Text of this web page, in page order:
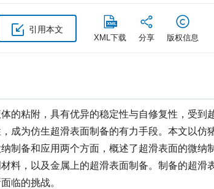
引用本文
XML下载 分享 版权信息
的粘附，具有优异的稳定性与自修复性，受到
成为仿生超滑表面制备的有力手段。本文以仿
制备和应用两个方面，概述了超滑表面的微纳
料，以及金属上的超滑表面制备。制备的超滑
临的挑战。